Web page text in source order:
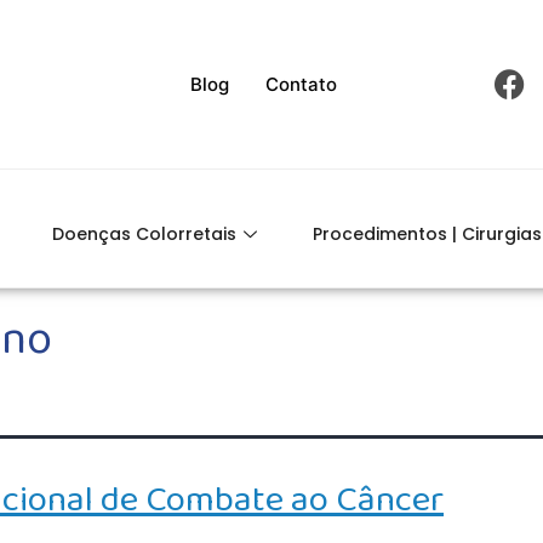
Blog Contato
Doenças Colorretais Procedimentos | Cirurgias
de Combate ao Câncer